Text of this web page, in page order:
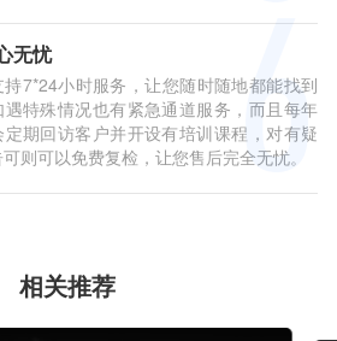
无忧
持7*24小时服务，让您随时随地都能找到
遇特殊情况也有紧急通道服务，而且每年
定期回访客户并开设有培训课程，对有疑
则可以免费复检，让您售后完全无忧。
相关推荐